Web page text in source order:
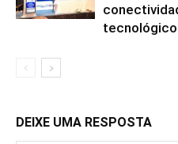
tecnológico
DEIXE UMA RESPOSTA